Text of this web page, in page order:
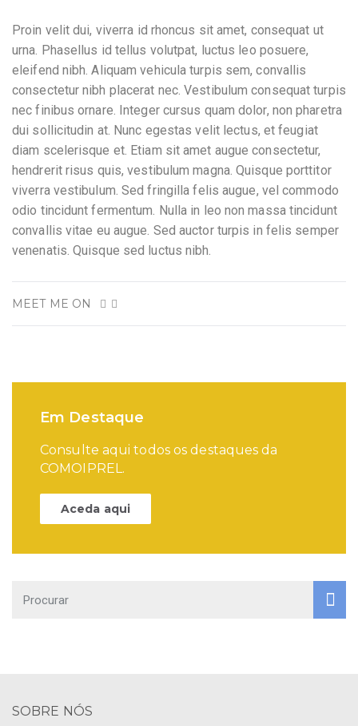
Proin velit dui, viverra id rhoncus sit amet, consequat ut
urna. Phasellus id tellus volutpat, luctus leo posuere,
eleifend nibh. Aliquam vehicula turpis sem, convallis
consectetur nibh placerat nec. Vestibulum consequat turpis
nec finibus ornare. Integer cursus quam dolor, non pharetra
dui sollicitudin at. Nunc egestas velit lectus, et feugiat
diam scelerisque et. Etiam sit amet augue consectetur,
hendrerit risus quis, vestibulum magna. Quisque porttitor
viverra vestibulum. Sed fringilla felis augue, vel commodo
odio tincidunt fermentum. Nulla in leo non massa tincidunt
convallis vitae eu augue. Sed auctor turpis in felis semper
venenatis. Quisque sed luctus nibh.
MEET ME ON
Em Destaque
Consulte aqui todos os destaques da
COMOIPREL.
Aceda aqui
SOBRE NÓS